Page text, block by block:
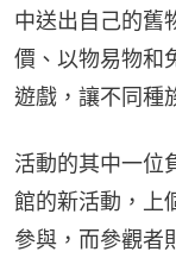
中送出自己的舊
價、以物易物和
遊戲，讓不同種
活動的其中一位
館的新活動，上
參與，而參觀者